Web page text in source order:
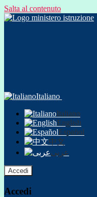
Salta al contenuto
Italiano
Italiano
English
Español
中文
عربى
Accedi
Accedi